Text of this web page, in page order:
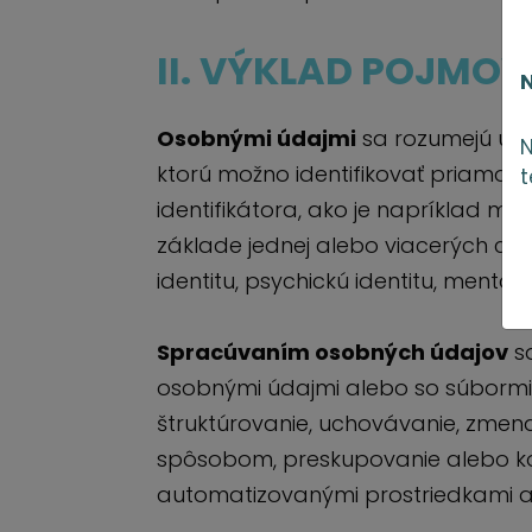
II. VÝKLAD POJMOV
Osobnými údajmi sa rozumejú
ktorú možno identifikovať priamo
identifikátora, ako je napríklad
základe jednej alebo viacerých
identitu, psychickú identitu,
Spracúvaním osobných údajov
osobnými údajmi alebo so
štruktúrovanie, uchovávanie,
spôsobom, preskupovanie alebo
automatizovanými prostriedkami